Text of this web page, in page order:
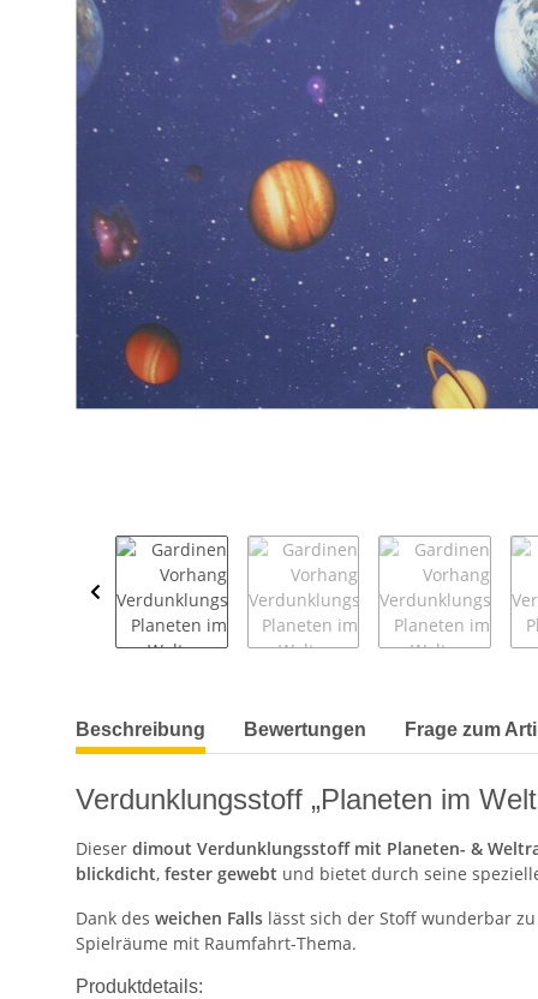
weitere Registerkarten anzeigen
Beschreibung Bewertungen Frage zum
Verdunklungsstoff „Planeten im
Dieser dimout Verdunklungsstoff mit Planeten- &
blickdicht, fester gewebt und bietet durch seine
Dank des weichen Falls lässt sich der Stoff wunderbar
Spielräume mit Raumfahrt-Thema.
Produktdetails: